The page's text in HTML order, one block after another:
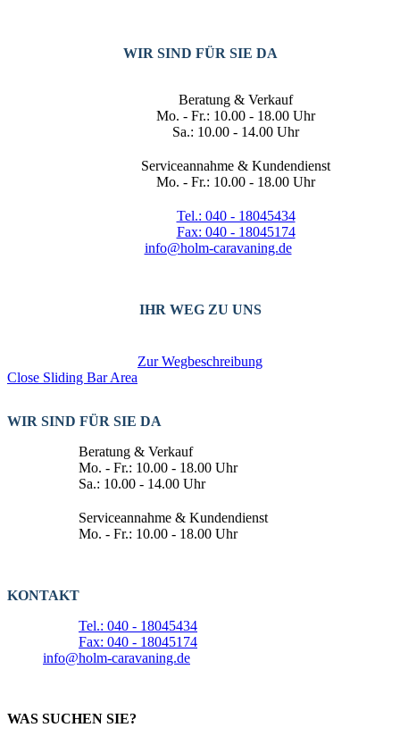
WIR SIND FÜR SIE DA
Beratung & Verkauf
Mo. - Fr.: 10.00 - 18.00 Uhr
Sa.: 10.00 - 14.00 Uhr
Serviceannahme & Kundendienst
Mo. - Fr.: 10.00 - 18.00 Uhr
Tel.: 040 - 18045434
Fax: 040 - 18045174
info@holm-caravaning.de
IHR WEG ZU UNS
Zur Wegbeschreibung
Close Sliding Bar Area
WIR SIND FÜR SIE DA
Beratung & Verkauf
Mo. - Fr.: 10.00 - 18.00 Uhr
Sa.: 10.00 - 14.00 Uhr
Serviceannahme & Kundendienst
Mo. - Fr.: 10.00 - 18.00 Uhr
KONTAKT
Tel.: 040 - 18045434
Fax: 040 - 18045174
info@holm-caravaning.de
WAS SUCHEN SIE?